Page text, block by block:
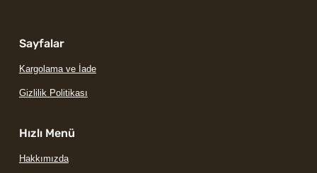
Sayfalar
Kargolama ve İade
Gizlilik Politikası
Hızlı Menü
Hakkımızda